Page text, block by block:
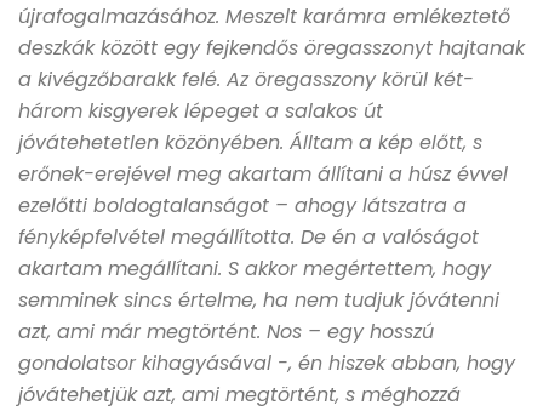
újrafogalmazásához. Meszelt karámra emlékeztető
deszkák között egy fejkendős öregasszonyt hajtanak
a kivégzőbarakk felé. Az öregasszony körül két-
három kisgyerek lépeget a salakos út
jóvátehetetlen közönyében. Álltam a kép előtt, s
erőnek-erejével meg akartam állítani a húsz évvel
ezelőtti boldogtalanságot – ahogy látszatra a
fényképfelvétel megállította. De én a valóságot
akartam megállítani. S akkor megértettem, hogy
semminek sincs értelme, ha nem tudjuk jóvátenni
azt, ami már megtörtént. Nos – egy hosszú
gondolatsor kihagyásával -, én hiszek abban, hogy
jóvátehetjük azt, ami megtörtént, s méghozzá